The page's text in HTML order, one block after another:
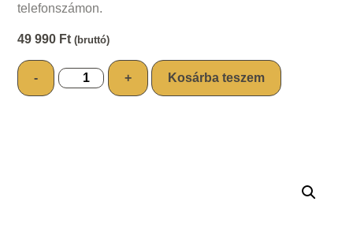
telefonszámon.
49 990 Ft (bruttó)
- + Kosárba teszem